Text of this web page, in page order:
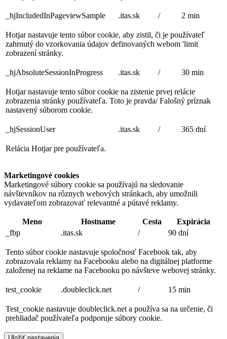
_hjIncludedInPageviewSample .itas.sk / 2 min
Hotjar nastavuje tento súbor cookie, aby zistil, či je používateľ
zahrnutý do vzorkovania údajov definovaných webom 'limit
zobrazení stránky.
_hjAbsoluteSessionInProgress .itas.sk / 30 min
Hotjar nastavuje tento súbor cookie na zistenie prvej relácie
zobrazenia stránky používateľa. Toto je pravda/ Falošný príznak
nastavený súborom cookie.
_hjSessionUser .itas.sk / 365 dní
Relácia Hotjar pre používateľa.
Marketingové cookies
Marketingové súbory cookie sa používajú na sledovanie
návštevníkov na rôznych webových stránkach, aby umožnili
vydavateľom zobrazovať relevantné a pútavé reklamy.
Meno Hostname Cesta
Expirácia
_fbp
.itas.sk / 90 dní
Tento súbor cookie nastavuje spoločnosť Facebook tak, aby
zobrazovala reklamy na Facebooku alebo na digitálnej platforme
založenej na reklame na Facebooku po návšteve webovej stránky.
test_cookie .doubleclick.net / 15 min
Test_cookie nastavuje doubleclick.net a používa sa na určenie, či
prehliadač používateľa podporuje súbory cookie.